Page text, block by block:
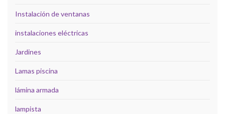
Instalación de ventanas
instalaciones eléctricas
Jardines
Lamas piscina
lámina armada
lampista